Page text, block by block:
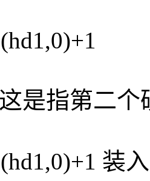
是指第二
(hd1,0)+1 装